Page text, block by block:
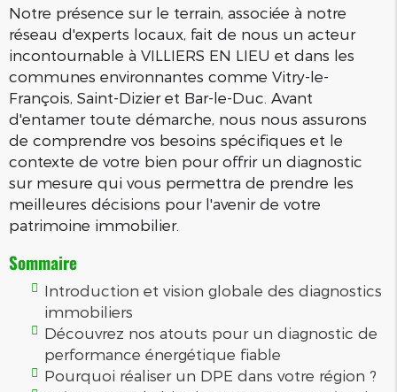
Notre présence sur le terrain, associée à notre
réseau d'experts locaux, fait de nous un acteur
incontournable à VILLIERS EN LIEU et dans les
communes environnantes comme Vitry-le-
François, Saint-Dizier et Bar-le-Duc. Avant
d'entamer toute démarche, nous nous assurons
de comprendre vos besoins spécifiques et le
contexte de votre bien pour offrir un diagnostic
sur mesure qui vous permettra de prendre les
meilleures décisions pour l'avenir de votre
patrimoine immobilier.
Sommaire
Introduction et vision globale des diagnostics
immobiliers
Découvrez nos atouts pour un diagnostic de
performance énergétique fiable
Pourquoi réaliser un DPE dans votre région ?